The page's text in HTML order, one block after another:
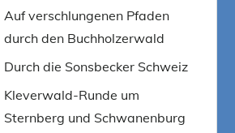
Auf verschlungenen Pfaden
durch den Buchholzerwald
Durch die Sonsbecker Schweiz
Kleverwald-Runde um
Sternberg und Schwanenburg